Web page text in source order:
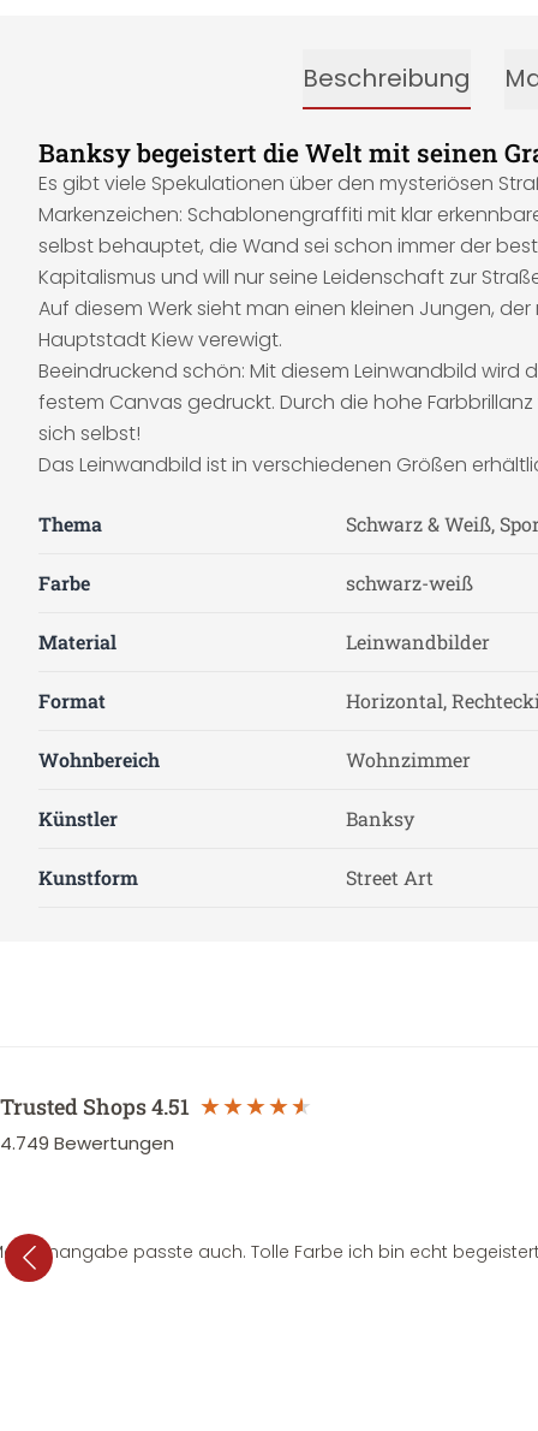
Beschreibung
Banksy begeistert die Welt mit seinen
Es gibt viele Spekulationen über den mysteriösen
Markenzeichen: Schablonengraffiti mit klar
selbst behauptet, die Wand sei schon immer der
Kapitalismus und will nur seine Leidenschaft zur
Auf diesem Werk sieht man einen kleinen Jungen,
Hauptstadt Kiew verewigt.
Beeindruckend schön: Mit diesem Leinwandbild
festem Canvas gedruckt. Durch die hohe
sich selbst!
Das Leinwandbild ist in verschiedenen Größen
Thema Schwarz & Weiß,
Farbe schwarz-weiß
Material Leinwandbilder
Format Horizontal,
Wohnbereich Wohnzimmer
Künstler Banksy
Kunstform Street Art
Trusted Shops4.51
4.749 Bewertungen
passte auch. Tolle Farbe ich bin echt